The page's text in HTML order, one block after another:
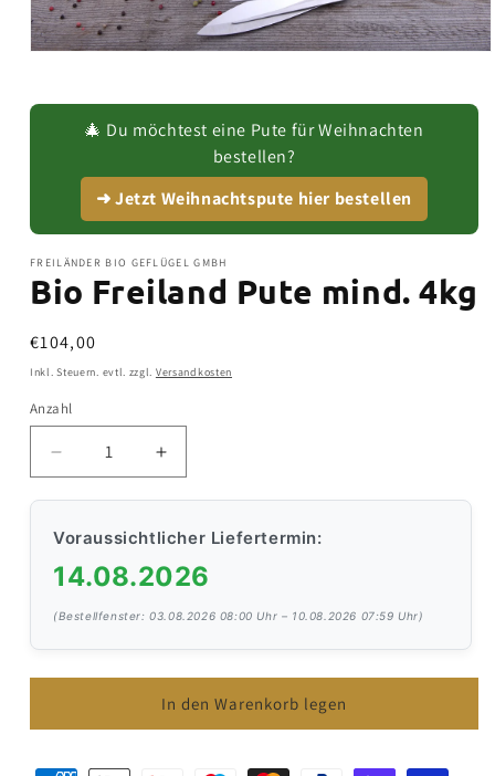
Modal
🎄 Du möchtest eine Pute für Weihnachten
bestellen?
➜ Jetzt Weihnachtspute hier bestellen
FREILÄNDER BIO GEFLÜGEL GMBH
Bio Freiland Pute mind. 4kg
Normaler
Preis
€104,00
Inkl. Steuern. evtl. zzgl. Versandkosten
Anzahl
Verringere
die
Menge
für
Freiland
mind.
4kg
Erhöhe
die
Menge
für
Freiland
mind.
4kg
Voraussichtlicher Liefertermin:
14.08.2026
(Bestellfenster: 03.08.2026 08:00 Uhr – 10.08.2026 07:59 Uhr)
In den Warenkorb legen